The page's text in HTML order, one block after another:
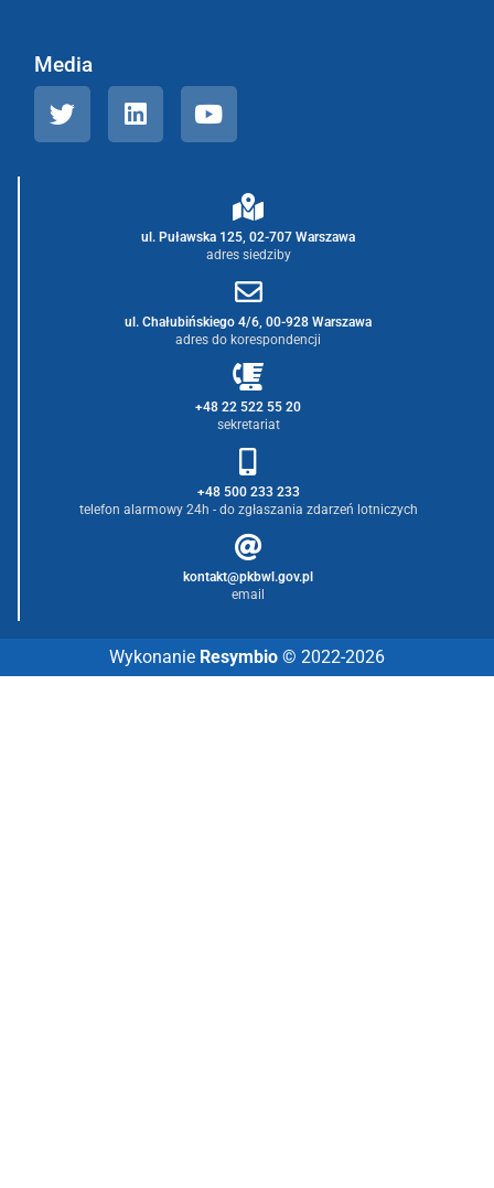
Media
ul. Puławska 125, 02-707 Warszawa
adres siedziby
ul. Chałubińskiego 4/6, 00-928 Warszawa
adres do korespondencji
+48 22 522 55 20
sekretariat
+48 500 233 233
telefon alarmowy 24h - do zgłaszania zdarzeń lotniczych
kontakt@pkbwl.gov.pl
email
Wykonanie Resymbio © 2022-2026